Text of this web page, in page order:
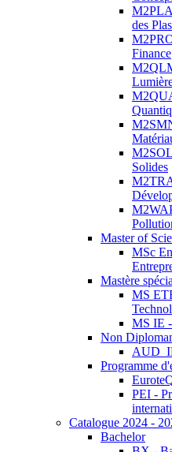
des
Finance
Solides
Master of
MSc
Mastère
MS
MS IE
Non
Programme
PEI -
Catalogue 2024 -
Bachelor